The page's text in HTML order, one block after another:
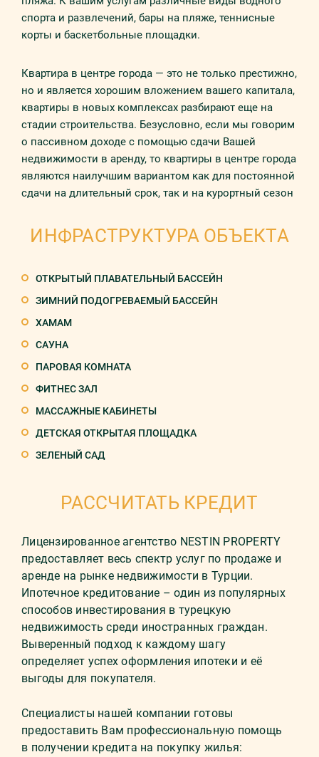
спорта и развлечений, бары на пляже, теннисные
корты и баскетбольные площадки.
Квартира в центре города — это не только престижно,
но и является хорошим вложением вашего капитала,
квартиры в новых комплексах разбирают еще на
стадии строительства. Безусловно, если мы говорим
о пассивном доходе с помощью сдачи Вашей
недвижимости в аренду, то квартиры в центре города
являются наилучшим вариантом как для постоянной
сдачи на длительный срок, так и на курортный сезон
ИНФРАСТРУКТУРА ОБЪЕКТА
ОТКРЫТЫЙ ПЛАВАТЕЛЬНЫЙ БАССЕЙН
ЗИМНИЙ ПОДОГРЕВАЕМЫЙ БАССЕЙН
ХАМАМ
САУНА
ПАРОВАЯ КОМНАТА
ФИТНЕС ЗАЛ
МАССАЖНЫЕ КАБИНЕТЫ
ДЕТСКАЯ ОТКРЫТАЯ ПЛОЩАДКА
ЗЕЛЕНЫЙ САД
РАССЧИТАТЬ КРЕДИТ
Лицензированное агентство NESTIN PROPERTY
предоставляет весь спектр услуг по продаже и
аренде на рынке недвижимости в Турции.
Ипотечное кредитование – один из популярных
способов инвестирования в турецкую
недвижимость среди иностранных граждан.
Выверенный подход к каждому шагу
определяет успех оформления ипотеки и её
выгоды для покупателя.
Специалисты нашей компании готовы
предоставить Вам профессиональную помощь
в получении кредита на покупку жилья: